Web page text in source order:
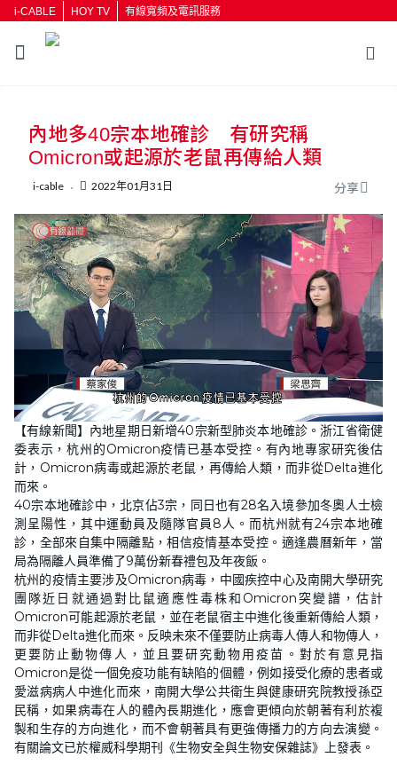
i-CABLE HOY TV 有線寬頻及電訊服務
按輸入鍵開始搜尋
內地多40宗本地確診 有研究稱
Omicron或起源於老鼠再傳給人類
i-cable 2022年01月31日 分享
U
n
m
u
t
e
L
o
a
e
d
:
.
9
0
%
【有線新聞】內地星期日新增40宗新型肺炎本地確診。浙江省衛健
委表示，杭州的Omicron疫情已基本受控。有內地專家研究後估
計，Omicron病毒或起源於老鼠，再傳給人類，而非從Delta進化
而來。
40宗本地確診中，北京佔3宗，同日也有28名入境參加冬奧人士檢
測呈陽性，其中運動員及隨隊官員8人。而杭州就有24宗本地確
診，全部來自集中隔離點，相信疫情基本受控。適逢農曆新年，當
局為隔離人員準備了9萬份新春禮包及年夜飯。
杭州的疫情主要涉及Omicron病毒，中國疾控中心及南開大學研究
團隊近日就通過對比鼠適應性毒株和Omicron突變譜，估計
Omicron可能起源於老鼠，並在老鼠宿主中進化後重新傳給人類，
而非從Delta進化而來。反映未來不僅要防止病毒人傳人和物傳人，
更要防止動物傳人，並且要研究動物用疫苗。對於有意見指
Omicron是從一個免疫功能有缺陷的個體，例如接受化療的患者或
愛滋病病人中進化而來，南開大學公共衛生與健康研究院教授孫亞
民稱，如果病毒在人的體內長期進化，應會更傾向於朝著有利於複
製和生存的方向進化，而不會朝著具有更強傳播力的方向去演變。
有關論文已於權威科學期刊《生物安全與生物安保雜誌》上發表。